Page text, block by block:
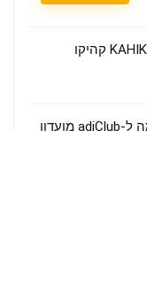
קופון 10% הנחה בהרשמה ל-adiClub מועדון